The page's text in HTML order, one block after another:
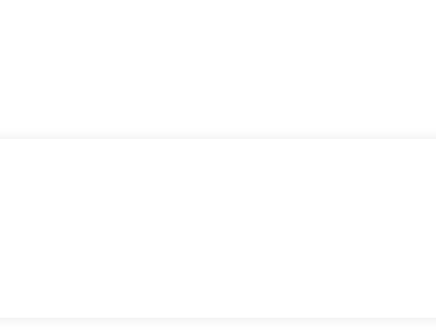
senza complicazioni.
del mercato.